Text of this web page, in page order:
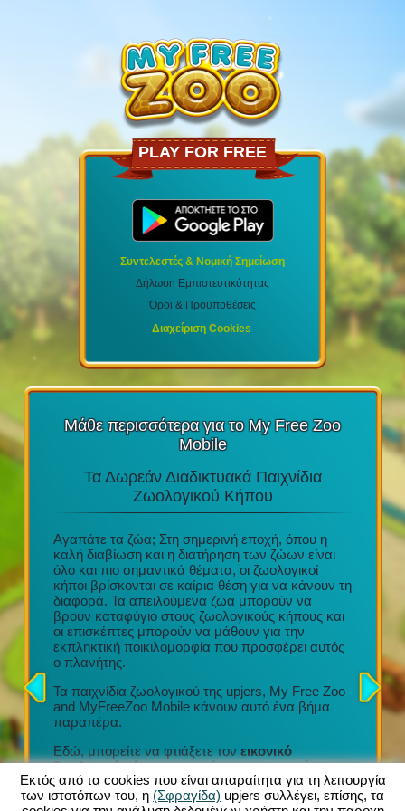
PLAY FOR FREE
Συντελεστές & Νομική Σημείωση
Δήλωση Εμπιστευτικότητας
Όροι & Προϋποθέσεις
Διαχείριση Cookies
Μάθε περισσότερα για το My Free Zoo
Mobile
tablet
την
(iOS
Τα Δωρεάν Διαδικτυακά Παιχνίδια
Ζωολογικού Κήπου
Αγαπάτε τα ζώα; Στη σημερινή εποχή, όπου η
καλή διαβίωση και η διατήρηση των ζώων είναι
όλο και πιο σημαντικά θέματα, οι ζωολογικοί
κήποι βρίσκονται σε καίρια θέση για να κάνουν τη
διαφορά. Τα απειλούμενα ζώα μπορούν να
βρουν καταφύγιο στους ζωολογικούς κήπους και
οι επισκέπτες μπορούν να μάθουν για την
εκπληκτική ποικιλομορφία που προσφέρει αυτός
ο πλανήτης.
Τα παιχνίδια ζωολογικού της upjers, My Free Zoo
and MyFreeZoo Mobile κάνουν αυτό ένα βήμα
παραπέρα.
Εδώ, μπορείτε να φτιάξετε τον εικονικό
ζωολογικό κήπο των ονείρων σας με πάνω
από 300 διαφορετικά εξωτικά ζώα. Μια μεγάλη
ποικιλία περιφράξεων, διακοσμήσεων και άλλων
Τόνοι
Κάθε
Εκτός από τα cookies που είναι απαραίτητα για τη λειτουργία
των ιστοτόπων του, η (Σφραγίδα) upjers συλλέγει, επίσης, τα